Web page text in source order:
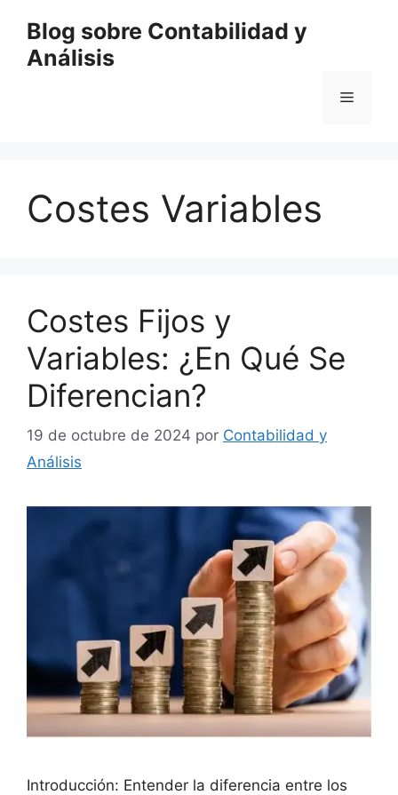
contenido
Blog sobre Contabilidad y
Análisis
Menú
Costes Variables
Costes Fijos y
Variables: ¿En Qué Se
Diferencian?
19 de octubre de 2024 por Contabilidad y
Análisis
Introducción: Entender la diferencia entre los